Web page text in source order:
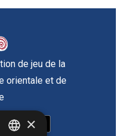
de jeu de la
orientale et de
×